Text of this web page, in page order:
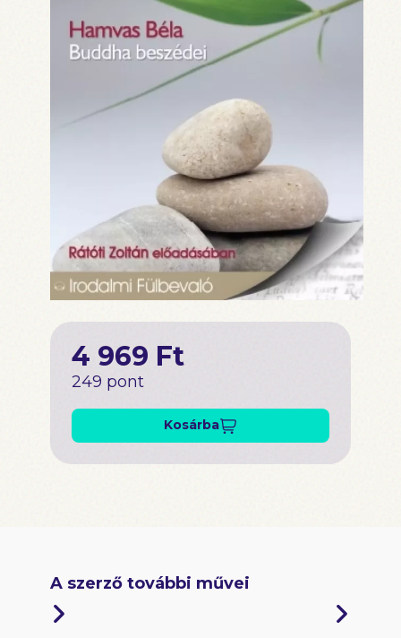
4 969 Ft
249 pont
Kosárba
A szerző további művei